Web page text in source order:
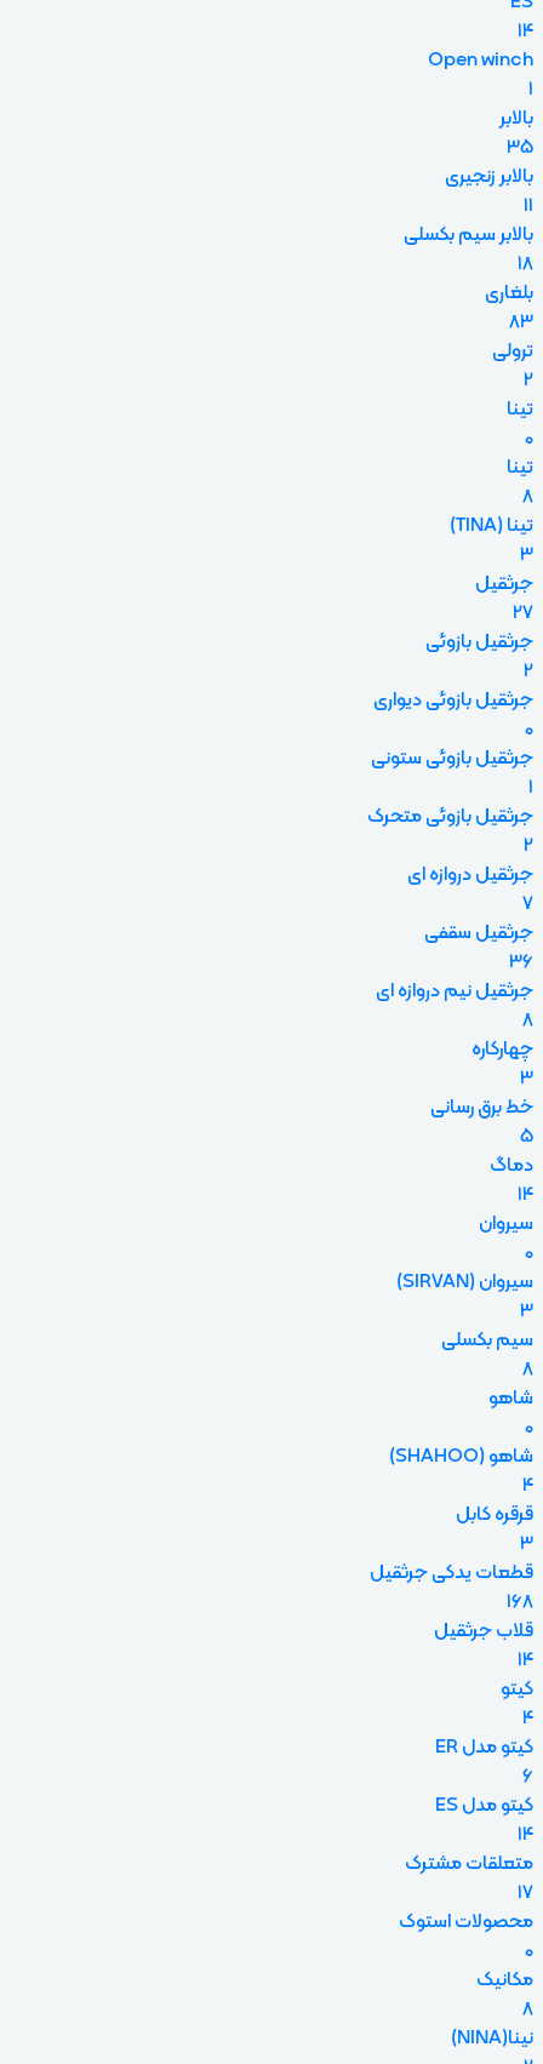
14
Open winch
1
بالابر
35
بالابر زنجیری
11
بالابر سیم بکسلی
18
بلغاری
83
ترولی
2
تینا
0
تینا
8
تینا (TINA)
3
جرثقیل
27
جرثقیل بازوئی
2
جرثقیل بازوئی دیواری
0
جرثقیل بازوئی ستونی
1
جرثقیل بازوئی متحرک
2
جرثقیل دروازه ای
7
جرثقیل سقفی
36
جرثقیل نیم دروازه ای
8
چهارکاره
3
خط برق رسانی
5
دماگ
14
سیروان
0
سیروان (SIRVAN)
3
سیم بکسلی
8
شاهو
0
شاهو (SHAHOO)
4
قرقره کابل
3
قطعات یدکی جرثقیل
168
قلاب جرثقیل
14
کیتو
4
کیتو مدل ER
6
کیتو مدل ES
14
متعلقات مشترک
17
محصولات استوک
0
مکانیک
8
نینا(NINA)